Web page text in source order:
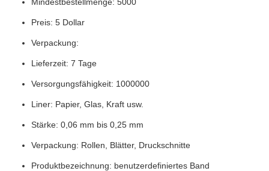
Preis: 5 Dollar
Verpackung:
Lieferzeit: 7 Tage
Versorgungsfähigkeit: 1000000
Liner: Papier, Glas, Kraft usw.
Stärke: 0,06 mm bis 0,25 mm
Verpackung: Rollen, Blätter, Druckschnitte
Produktbezeichnung: benutzerdefiniertes Band